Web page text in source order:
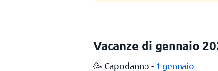
Vacanze di gennaio
🥳 Capodanno - 1 gennaio